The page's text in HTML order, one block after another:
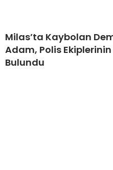
Milas’ta Kaybolan
Adam, Polis
Bulundu